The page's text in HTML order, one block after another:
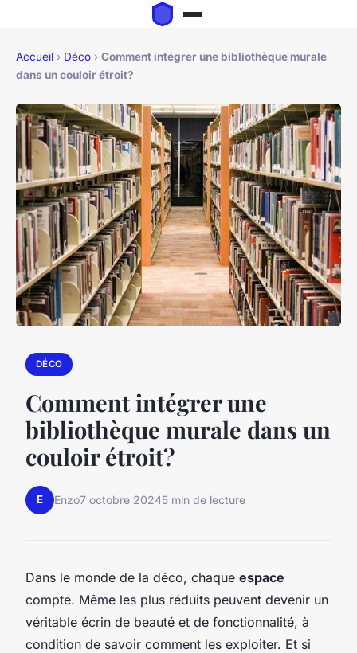
Accueil › Déco › Comment intégrer une bibliothèque murale
dans un couloir étroit?
DÉCO
Comment intégrer une
bibliothèque murale dans un
couloir étroit?
E Enzo7 octobre 20245 min de lecture
Dans le monde de la déco, chaque espace
compte. Même les plus réduits peuvent devenir un
véritable écrin de beauté et de fonctionnalité, à
condition de savoir comment les exploiter. Et si